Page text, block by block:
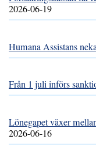
2026-06-19
Humana Assistans
Från 1 juli införs
Lönegapet växer
2026-06-16